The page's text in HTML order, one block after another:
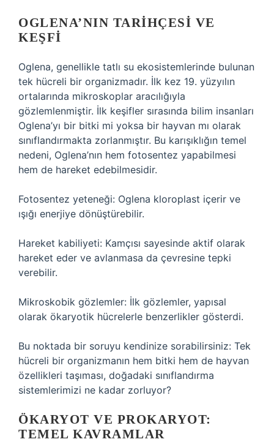
OGLENA’NIN TARIHÇESI VE
KEŞFI
Oglena, genellikle tatlı su ekosistemlerinde bulunan
tek hücreli bir organizmadır. İlk kez 19. yüzyılın
ortalarında mikroskoplar aracılığıyla
gözlemlenmiştir. İlk keşifler sırasında bilim insanları
Oglena’yı bir bitki mi yoksa bir hayvan mı olarak
sınıflandırmakta zorlanmıştır. Bu karışıklığın temel
nedeni, Oglena’nın hem fotosentez yapabilmesi
hem de hareket edebilmesidir.
Fotosentez yeteneği: Oglena kloroplast içerir ve
ışığı enerjiye dönüştürebilir.
Hareket kabiliyeti: Kamçısı sayesinde aktif olarak
hareket eder ve avlanmasa da çevresine tepki
verebilir.
Mikroskobik gözlemler: İlk gözlemler, yapısal
olarak ökaryotik hücrelerle benzerlikler gösterdi.
Bu noktada bir soruyu kendinize sorabilirsiniz: Tek
hücreli bir organizmanın hem bitki hem de hayvan
özellikleri taşıması, doğadaki sınıflandırma
sistemlerimizi ne kadar zorluyor?
ÖKARYOT VE PROKARYOT:
TEMEL KAVRAMLAR